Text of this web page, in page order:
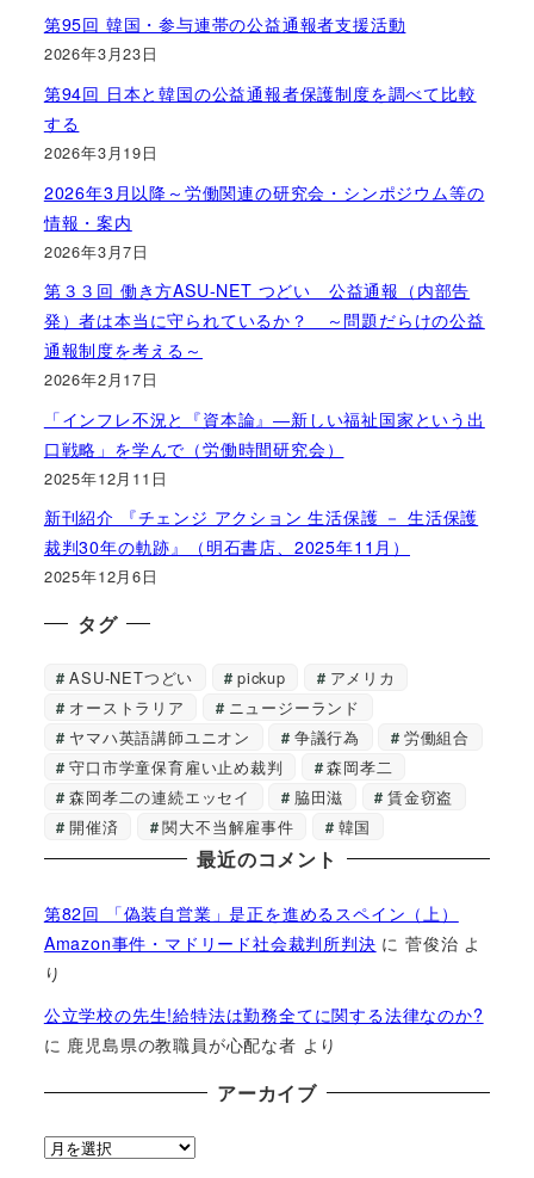
第95回 韓国・参与連帯の公益通報者支援活動
2026年3月23日
第94回 日本と韓国の公益通報者保護制度を調べて比較
する
2026年3月19日
2026年3月以降～労働関連の研究会・シンポジウム等の
情報・案内
2026年3月7日
第３３回 働き方ASU-NET つどい 公益通報（内部告
発）者は本当に守られているか？ ～問題だらけの公益
通報制度を考える～
2026年2月17日
「インフレ不況と『資本論』―新しい福祉国家という出
口戦略」を学んで（労働時間研究会）
2025年12月11日
新刊紹介 『チェンジ アクション 生活保護 － 生活保護
裁判30年の軌跡』（明石書店、2025年11月）
2025年12月6日
タグ
ASU-NETつどい pickup
アメリカ
オーストラリア
ニュージーランド
ヤマハ英語講師ユニオン
争議行為
労働組合
守口市学童保育雇い止め裁判
森岡孝二
森岡孝二の連続エッセイ
脇田滋
賃金窃盗
開催済
関大不当解雇事件 韓国
最近のコメント
第82回 「偽装自営業」是正を進めるスペイン（上）
Amazon事件・マドリード社会裁判所判決 に菅俊治 よ
り
公立学校の先生!給特法は勤務全てに関する法律なのか?
に 鹿児島県の教職員が心配な者 より
アーカイブ
ア